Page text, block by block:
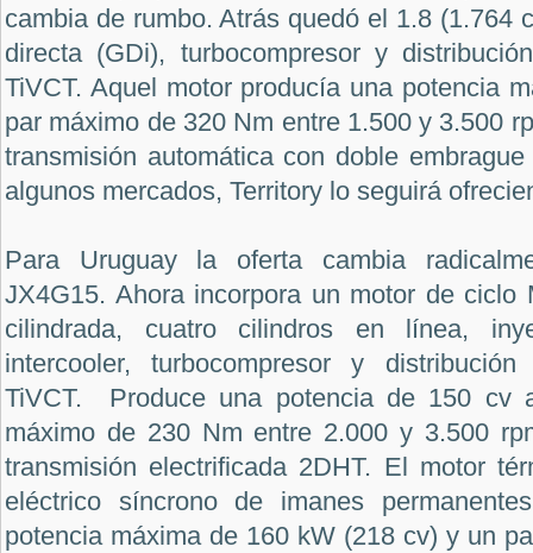
cambia de rumbo. Atrás quedó el 1.8 (1.764
directa (GDi), turbocompresor y
TiVCT. Aquel motor producía una potencia
par máximo de 320 Nm entre 1.500 y 3.500
transmisión automática con doble
algunos mercados, Territory lo seguirá
Para Uruguay la oferta cambia
JX4G15. Ahora incorpora un motor de ciclo
cilindrada, cuatro cilindros en línea,
intercooler, turbocompresor y
TiVCT. Produce una potencia de 150 cv
máximo de 230 Nm entre 2.000 y 3.500
transmisión electrificada 2DHT. El motor
eléctrico síncrono de imanes
potencia máxima de 160 kW (218 cv) y un